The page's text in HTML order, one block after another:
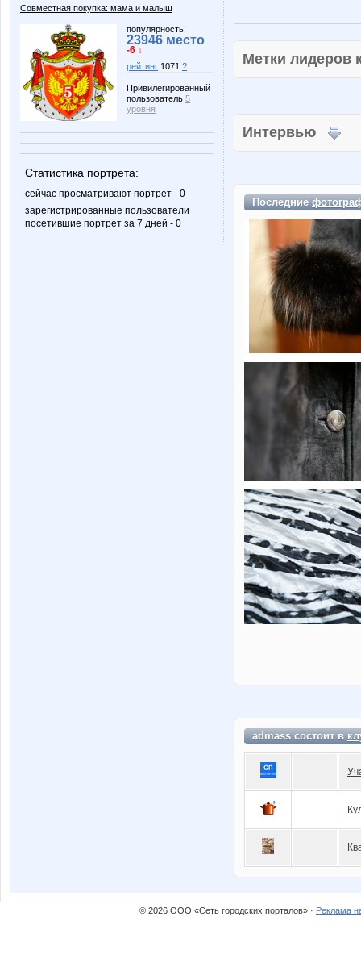
Совместная покупка: мама и малыш
популярность:
23946 место
-6 ↓
рейтинг 1071 ?
Привилегированный
пользователь 5
уровня
Статистика портрета:
сейчас просматривают портрет - 0
зарегистрированные пользователи
посетившие портрет за 7 дней - 0
Метки
Интервью
Последние
admass состоит в
© 2026 ООО «Сеть городских порталов» · Реклама